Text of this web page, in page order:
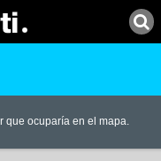
que ocuparía en el mapa.